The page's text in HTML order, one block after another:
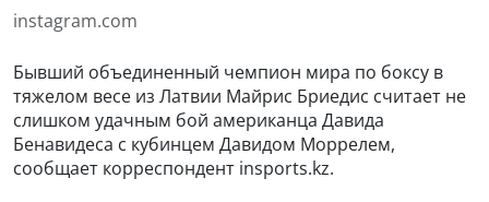
instagram.com
Бывший объединенный чемпион мира по боксу в
тяжелом весе из Латвии Майрис Бриедис считает не
слишком удачным бой американца Давида
Бенавидеса с кубинцем Давидом Моррелем,
сообщает корреспондент insports.kz.